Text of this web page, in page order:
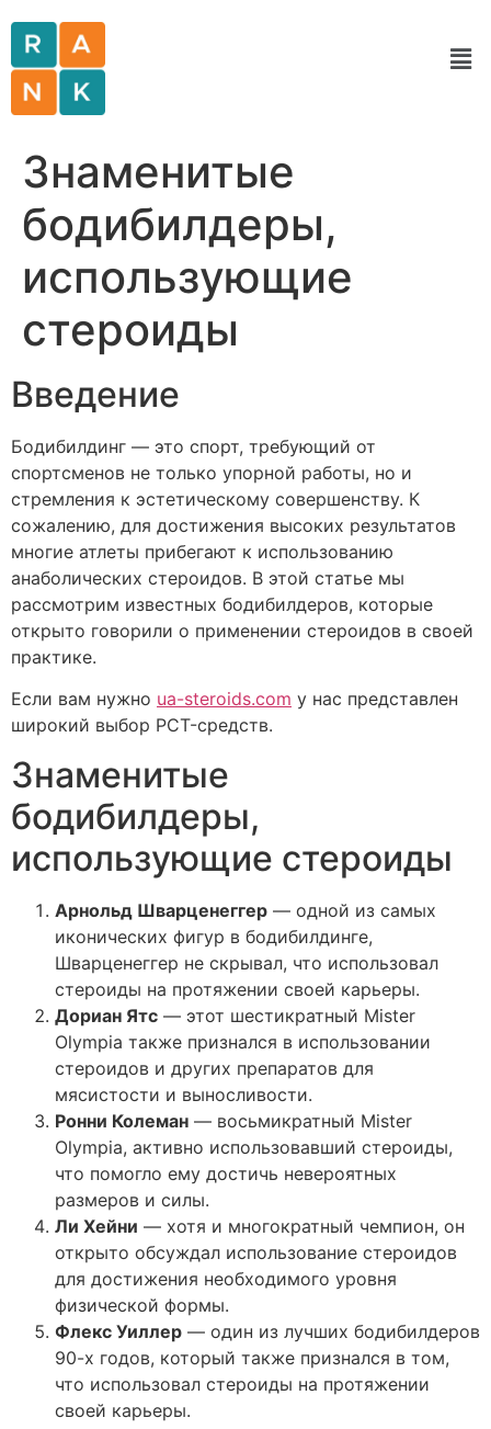
Знаменитые
бодибилдеры,
использующие
стероиды
Введение
Бодибилдинг — это спорт, требующий от
спортсменов не только упорной работы, но и
стремления к эстетическому совершенству. К
сожалению, для достижения высоких результатов
многие атлеты прибегают к использованию
анаболических стероидов. В этой статье мы
рассмотрим известных бодибилдеров, которые
открыто говорили о применении стероидов в своей
практике.
Если вам нужно ua-steroids.com у нас представлен
широкий выбор PCT-средств.
Знаменитые
бодибилдеры,
использующие стероиды
Арнольд Шварценеггер — одной из самых
иконических фигур в бодибилдинге,
Шварценеггер не скрывал, что использовал
стероиды на протяжении своей карьеры.
Дориан Ятс — этот шестикратный Mister
Olympia также признался в использовании
стероидов и других препаратов для
мясистости и выносливости.
Ронни Колеман — восьмикратный Mister
Olympia, активно использовавший стероиды,
что помогло ему достичь невероятных
размеров и силы.
Ли Хейни — хотя и многократный чемпион, он
открыто обсуждал использование стероидов
для достижения необходимого уровня
физической формы.
Флекс Уиллер — один из лучших бодибилдеров
90-х годов, который также признался в том,
что использовал стероиды на протяжении
своей карьеры.